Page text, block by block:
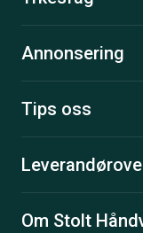
Annonsering
Tips oss
Om Stolt